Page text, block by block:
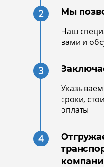
2
Мы
Наш
вами и
3
сроки,
оплаты
4